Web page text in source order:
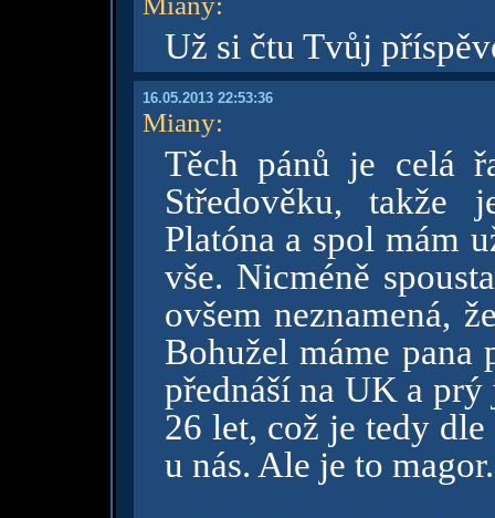
Už si čtu Tvůj
16.05.2013 22:53:36
Miany:
Těch pánů je celá
Středověku, takže
Platóna a spol mám
vše. Nicméně
ovšem neznamená,
Bohužel máme
přednáší na UK a
26 let, což je tedy
u nás. Ale je to